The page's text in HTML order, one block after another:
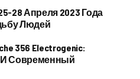
28 Апреля 2023 Года
Людей
356 Electrogenic:
И Современный